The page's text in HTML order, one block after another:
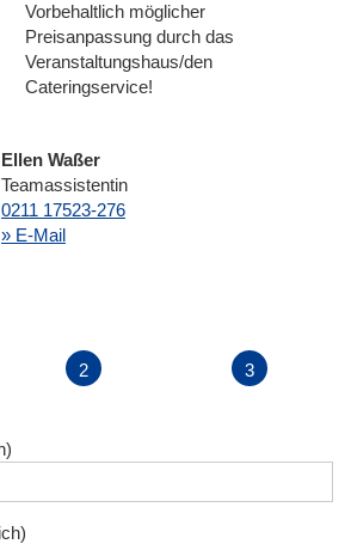
Vorbehaltlich möglicher
Preisanpassung durch das
Veranstaltungshaus/den
Cateringservice!
Ellen Waßer
Teamassistentin
0211 17523-276
» E-Mail